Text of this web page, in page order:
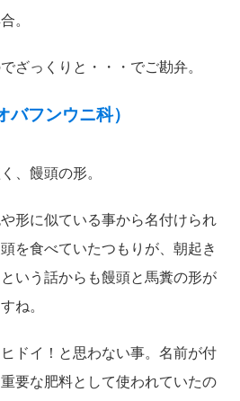
。
ざっくりと・・・でご勘弁。
フンウニ科）
、饅頭の形。
形に似ている事から名付けられ
を食べていたつもりが、朝起き
いう話からも饅頭と馬糞の形が
ね。
ドイ！と思わない事。名前が付
要な肥料として使われていたの